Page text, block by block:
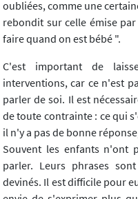
oubliées, comme une
rebondit sur celle émise
faire quand on est bébé ".
C'est important de
interventions, car ce n'est
parler de soi. Il est
de toute contrainte : ce qui
il n'y a pas de bonne
Souvent les enfants n'ont
parler. Leurs phrases
devinés. Il est difficile pour